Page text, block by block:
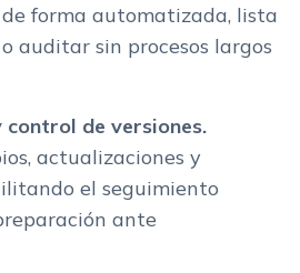
forma automatizada, lista
auditar sin procesos largos
de versiones.
actualizaciones y
el seguimiento
ante